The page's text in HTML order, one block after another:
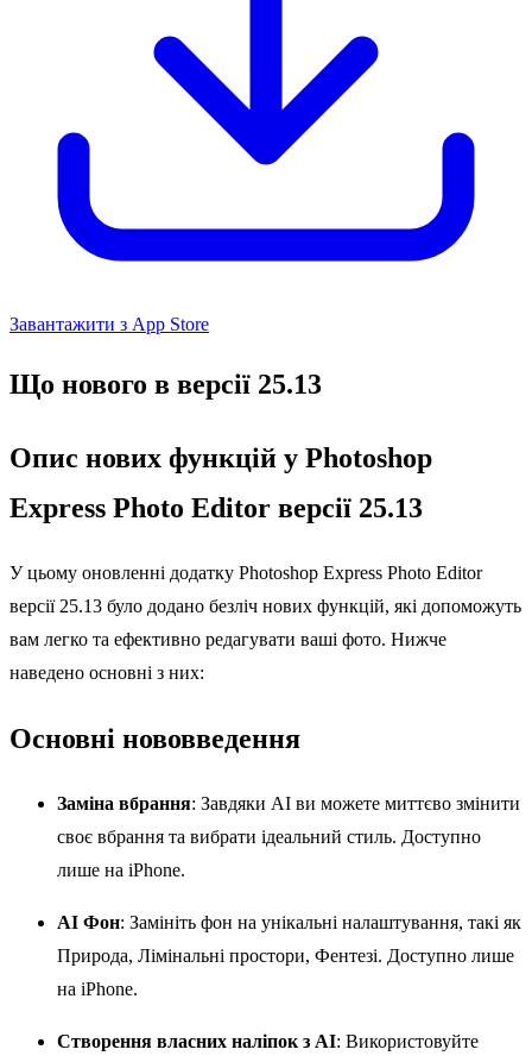
Завантажити з App Store
Що нового в версії 25.13
Опис нових функцій у Photoshop
Express Photo Editor версії 25.13
У цьому оновленні додатку Photoshop Express Photo Editor
версії 25.13 було додано безліч нових функцій, які допоможуть
вам легко та ефективно редагувати ваші фото. Нижче
наведено основні з них:
Основні нововведення
Заміна вбрання: Завдяки AI ви можете миттєво змінити
своє вбрання та вибрати ідеальний стиль. Доступно
лише на iPhone.
AI Фон: Замініть фон на унікальні налаштування, такі як
Природа, Лімінальні простори, Фентезі. Доступно лише
на iPhone.
Створення власних наліпок з AI: Використовуйте